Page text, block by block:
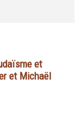
et
et Michaël